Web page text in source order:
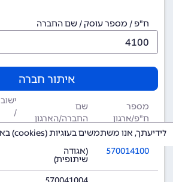
ח"פ / מספר עוסק / שם החברה
איתור חברה
מספר
ח"פ/ארגון
שם
החברה/הארגון
ישוב
/
עיר
570014100
(אגודה
שיתופית)
לידיעתך, אנו משתמשים בעוגיות (cookies) באתר זה.